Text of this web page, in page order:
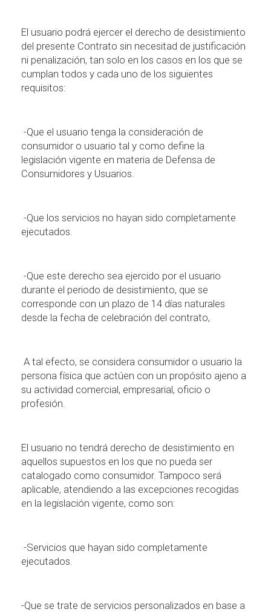
El usuario podrá ejercer el derecho de desistimiento
del presente Contrato sin necesitad de justificación
ni penalización, tan solo en los casos en los que se
cumplan todos y cada uno de los siguientes
requisitos:
-Que el usuario tenga la consideración de
consumidor o usuario tal y como define la
legislación vigente en materia de Defensa de
Consumidores y Usuarios.
-Que los servicios no hayan sido completamente
ejecutados.
-Que este derecho sea ejercido por el usuario
durante el periodo de desistimiento, que se
corresponde con un plazo de 14 días naturales
desde la fecha de celebración del contrato,
A tal efecto, se considera consumidor o usuario la
persona física que actúen con un propósito ajeno a
su actividad comercial, empresarial, oficio o
profesión.
El usuario no tendrá derecho de desistimiento en
aquellos supuestos en los que no pueda ser
catalogado como consumidor. Tampoco será
aplicable, atendiendo a las excepciones recogidas
en la legislación vigente, como son:
-Servicios que hayan sido completamente
ejecutados.
-Que se trate de servicios personalizados en base a